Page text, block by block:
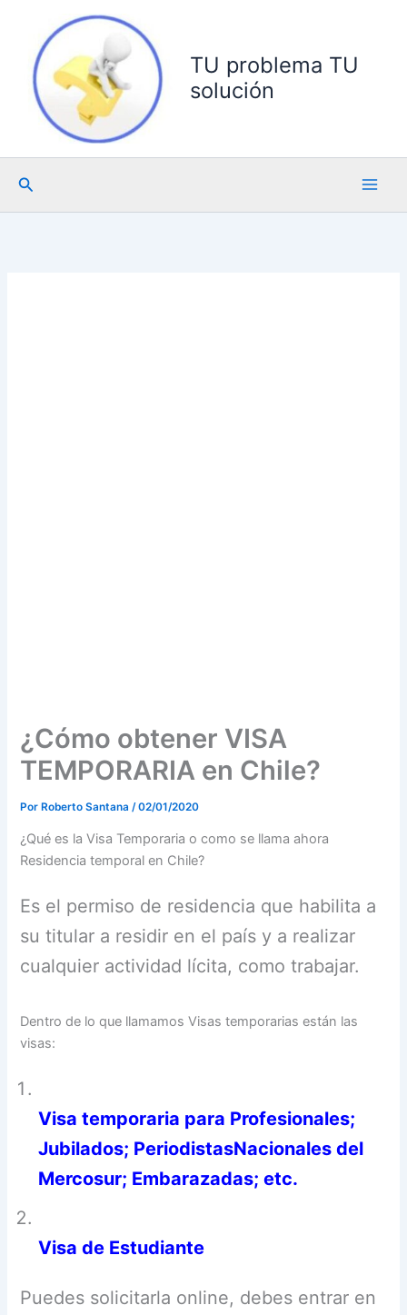
contenido
TU problema TU
solución
Buscar
¿Cómo obtener VISA
TEMPORARIA en Chile?
Por Roberto Santana/02/01/2020
¿Qué es la Visa Temporaria o como se llama ahora
Residencia temporal en Chile?
Es el permiso de residencia que habilita a
su titular a residir en el país y a realizar
cualquier actividad lícita, como trabajar.
Dentro de lo que llamamos Visas temporarias están las
visas:
Visa temporaria para Profesionales;
Jubilados; PeriodistasNacionales del
Mercosur; Embarazadas; etc.
Visa de Estudiante
Puedes solicitarla online, debes entrar en